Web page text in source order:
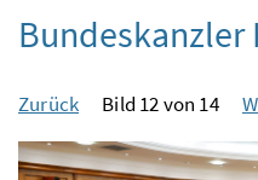
Bundeskanzler
Zurück Bild 12 von 14